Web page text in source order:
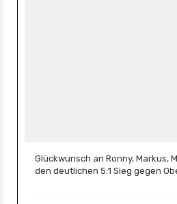
Glückwunsch an Ronny, Markus,
den deutlichen 5:1 Sieg gegen